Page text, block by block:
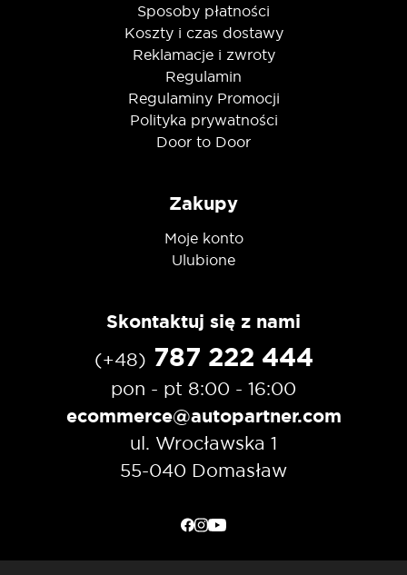
Sposoby płatności
Koszty i czas dostawy
Reklamacje i zwroty
Regulamin
Regulaminy Promocji
Polityka prywatności
Door to Door
Zakupy
Moje konto
Ulubione
Skontaktuj się z nami
(+48) 787 222 444
pon - pt 8:00 - 16:00
ecommerce@autopartner.com
ul. Wrocławska 1
55-040 Domasław